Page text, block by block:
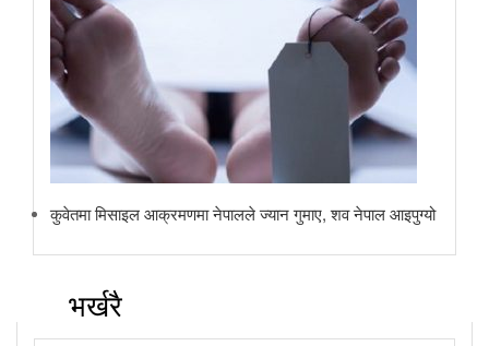
कुवेतमा मिसाइल आक्रमणमा नेपालले ज्यान गुमाए, शव नेपाल आइपुग्यो
भर्खरै